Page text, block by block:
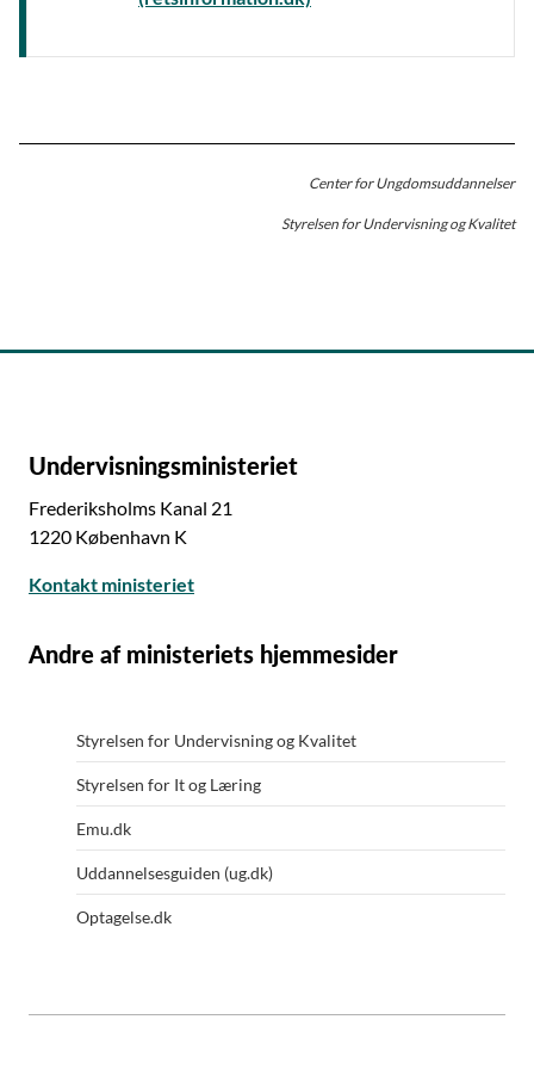
Center for Ungdomsuddannelser
Styrelsen for Undervisning og Kvalitet
Undervisningsministeriet
Frederiksholms Kanal 21
1220 København K
Kontakt ministeriet
Andre af ministeriets hjemmesider
Styrelsen for Undervisning og Kvalitet
Styrelsen for It og Læring
Emu.dk
Uddannelsesguiden (ug.dk)
Optagelse.dk